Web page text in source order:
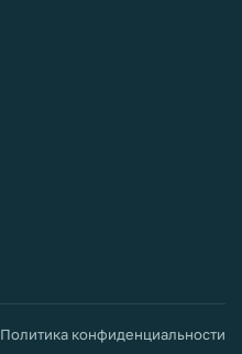
Политика конфиденциальности